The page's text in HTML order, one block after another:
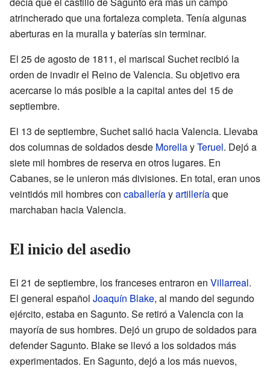
atrincherado que una fortaleza completa. Tenía algunas
aberturas en la muralla y baterías sin terminar.
El 25 de agosto de 1811, el mariscal Suchet recibió la
orden de invadir el Reino de Valencia. Su objetivo era
acercarse lo más posible a la capital antes del 15 de
septiembre.
El 13 de septiembre, Suchet salió hacia Valencia. Llevaba
dos columnas de soldados desde MorellayTeruel. Dejó a
siete mil hombres de reserva en otros lugares. En
Cabanes, se le unieron más divisiones. En total, eran unos
veintidós mil hombres con caballeríayartilleríaque
marchaban hacia Valencia.
El inicio del asedio
El 21 de septiembre, los franceses entraron en Villarreal.
El general español Joaquín Blake, al mando del segundo
ejército, estaba en Sagunto. Se retiró a Valencia con la
mayoría de sus hombres. Dejó un grupo de soldados para
defender Sagunto. Blake se llevó a los soldados más
experimentados. En Sagunto, dejó a los más nuevos,